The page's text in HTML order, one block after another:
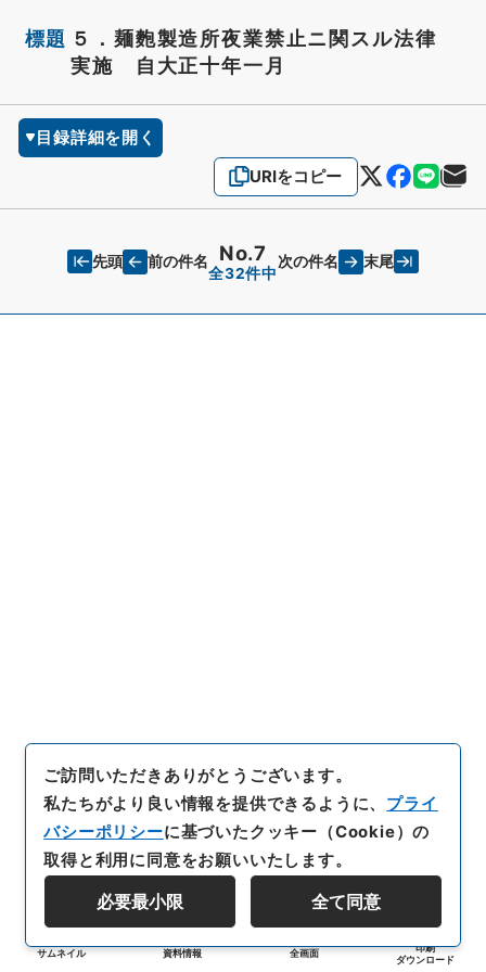
標題 ５．麺麭製造所夜業禁止ニ関スル法律
実施 自大正十年一月
目録詳細を開く
URIをコピー
先頭 前の件名 No.7
全32件中
次の件名 末尾
サムネイル 資料情報 全画面
印刷
ダウンロード
ご訪問いただきありがとうございます。
私たちがより良い情報を提供できるように、 プライ
バシーポリシーに基づいたクッキー（Cookie）の
取得と利用に同意をお願いいたします。
必要最小限 全て同意